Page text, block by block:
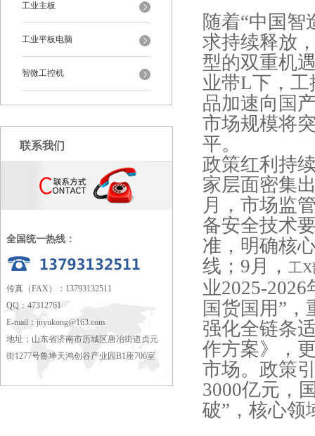
工业主板
工业平板电脑
智微工控机
联系我们
全国统一热线：
传真（FAX）：13793132511
QQ：47312761
E-mail： jnyukong@163.com
地址：山东省济南市历城区唐冶街道贞元
街1277号鲁坤天鸿创谷产业园B1座706室
随着“中国智
求持续释放
型的双重机
业带L下，
品加速向国
市场规模将
平。
政策红利持
家层面密集
月，市场监
备安全技术
准，明确核
线；9月， 工
业2025-
国货国用”
强化全链条
作方案》，
市场。政策
3000亿元，
破”，核心领